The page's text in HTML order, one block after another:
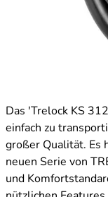
Das 'Trelock KS
einfach zu
großer Qualität. Es
neuen Serie von
und